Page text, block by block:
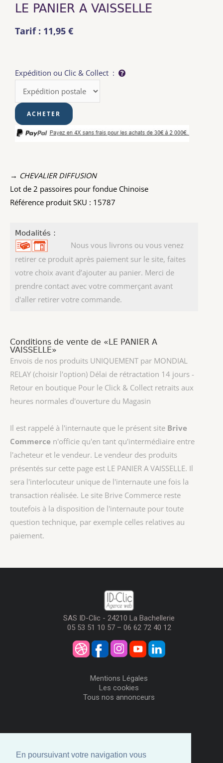
En poursuivant votre navigation vous
LE PANIER A VAISSELLE
Tarif : 11,95 €
Expédition ou Clic & Collect :
→ CHEVALIER DIFFUSION
Lot de 2 passoires pour fondue Chinoise
Référence produit SKU : 15787
Modalités :
Nous vous livrons ou vous venez
retirer ce produit après paiement sur le site, faites
votre choix avant d’ajouter au panier. Merci de
prendre contact avec votre commerçant avant
d'aller retirer votre commande.
Conditions de vente de «LE PANIER A
VAISSELLE»
Envois de nos produits UNIQUEMENT par MONDIAL
RELAY (choisir l'option) Délai de rétractation 14 jours -
Retour en boutique Pour le Click & Collect retraits aux
heures normales d'ouverture du Magasin
Il est rappelé à l'internaute que le présent site Brive
Commerce n'officie qu'en tant qu'intermédiaire entre
l'acheteur et le vendeur. Le vendeur des produits
présentés sur cette page est LE PANIER A VAISSELLE. Il
sera l'interlocuteur unique de l'internaute une fois la
transaction réalisée. Le site Brive Commerce reste
toutefois à la disposition de l'internaute pour toute
question technique, par exemple celles relatives au
paiement.
SAS ID-Clic - 24210 La Bachellerie
05 53 51 10 57 – 06 62 72 40 12
Mentions Légales
Les cookies
Tous nos annonceurs
Me Connecter